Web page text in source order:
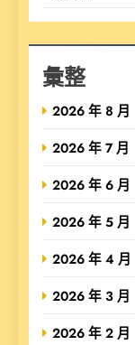
彙整
2026 年 8 月
2026 年 7 月
2026 年 6 月
2026 年 5 月
2026 年 4 月
2026 年 3 月
2026 年 2 月